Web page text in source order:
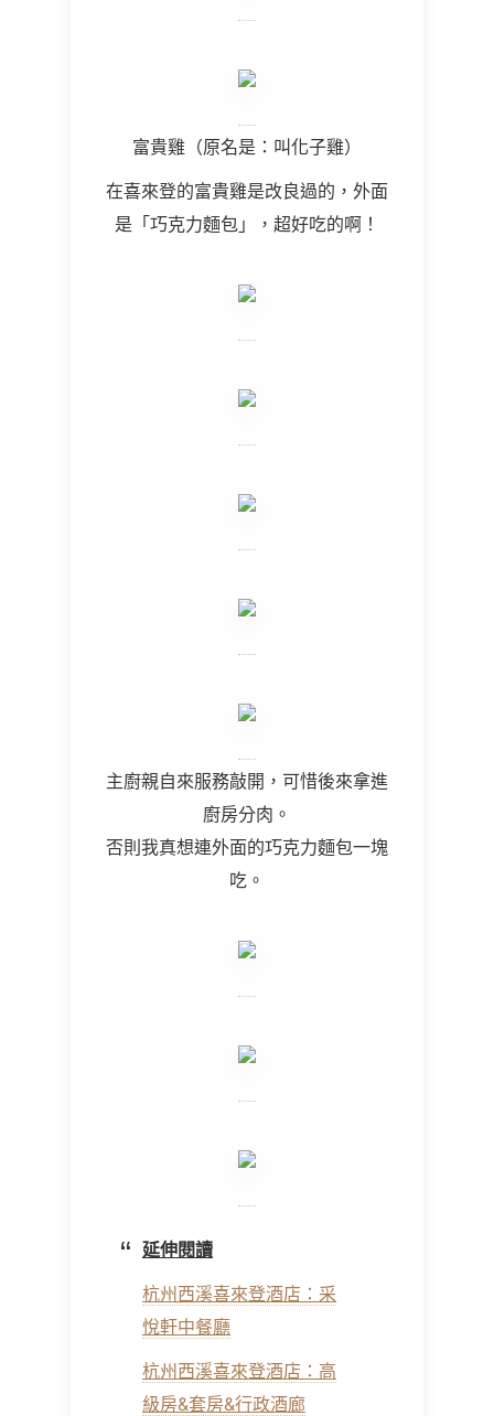
富貴雞（原名是：叫化子雞）
在喜來登的富貴雞是改良過的，外面
是「巧克力麵包」，超好吃的啊！
主廚親自來服務敲開，可惜後來拿進
廚房分肉。
否則我真想連外面的巧克力麵包一塊
吃。
延伸閱讀
杭州西溪喜來登酒店：采
悅軒中餐廳
杭州西溪喜來登酒店：高
級房&套房&行政酒廊